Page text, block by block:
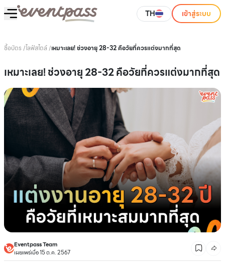
TH เข้าสู่ระบบ
ซื้อบัตร /ไลฟ์สไตล์/เหมาะเลย! ช่วงอายุ 28-32 คือวัยที่ควรแต่งมากที่สุด
เหมาะเลย! ช่วงอายุ 28-32 คือวัยที่ควรแต่งมากที่สุด
Eventpass Team
เผยแพร่เมื่อ 15 ต.ค. 2567